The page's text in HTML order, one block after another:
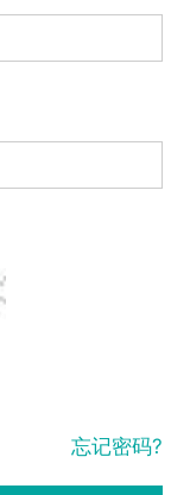
忘记密码?